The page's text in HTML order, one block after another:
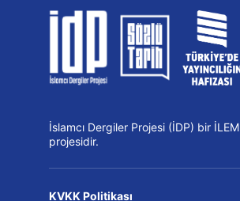
İslamcı Dergiler Projesi (İDP) bir İLEM
projesidir.
KVKK Politikası